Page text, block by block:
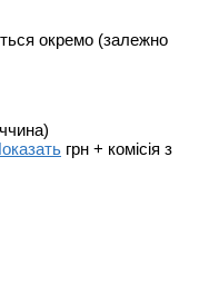
окремо (залежно
грн + комісія з